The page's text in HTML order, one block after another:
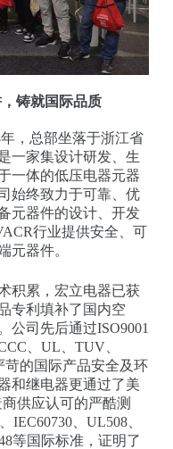
铸就国际品质
，总部坐落于浙江省
一家集设计研发、生
一体的低压电器元器
始终致力于可靠、优
元器件的设计、开发
行业提供安全、可
元器件。
积累，宏立电器已获
专利填补了国内空
公司先后通过ISO9001
、UL、TUV、
苛的国际产品安全及环
和继电器更通过了美
供应认可的严酷测
IEC60730、UL508、
等国际标准，证明了